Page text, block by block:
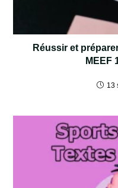
Réussir et
MEEF
13